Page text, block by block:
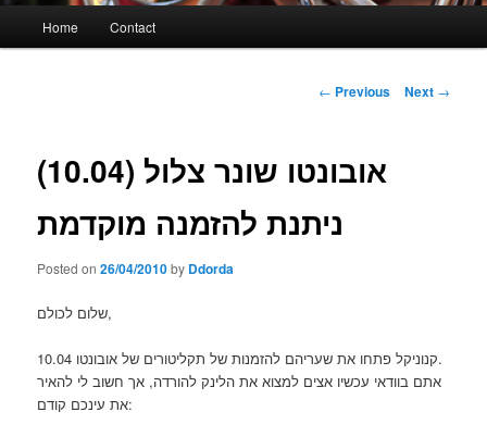
Home Contact
Post
← Previous Next →
אובונטו שונר צלול (10.04)
ניתנת להזמנה מוקדמת
Posted on26/04/2010by Ddorda
שלום לכולם,
קנוניקל פתחו את שעריהם להזמנות של תקליטורים של אובונטו 10.04.
אתם בוודאי עכשיו אצים למצוא את הלינק להורדה, אך חשוב לי להאיר
את עינכם קודם: